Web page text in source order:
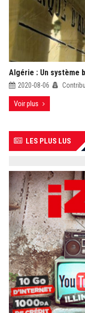
Algérie : Un système
2020-08-06
Voir plus
LES PLUS LUS